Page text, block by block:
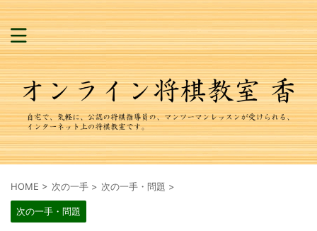
HOME > 次の一手 > 次の一手・問題 >
次の一手・問題